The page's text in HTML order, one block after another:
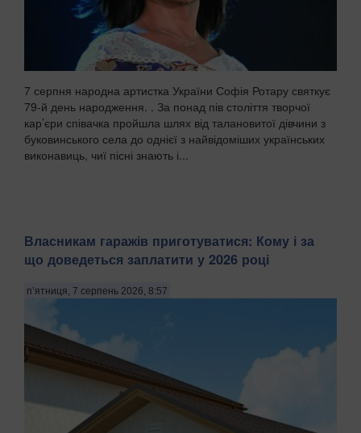
7 серпня народна артистка України Софія Ротару святкує
79-й день народження. . За понад пів століття творчої
кар’єри співачка пройшла шлях від талановитої дівчини з
буковинського села до однієї з найвідоміших українських
виконавиць, чиї пісні знають і...
Власникам гаражів приготуватися: Кому і за
що доведеться заплатити у 2026 році
п’ятниця, 7 серпень 2026, 8:57